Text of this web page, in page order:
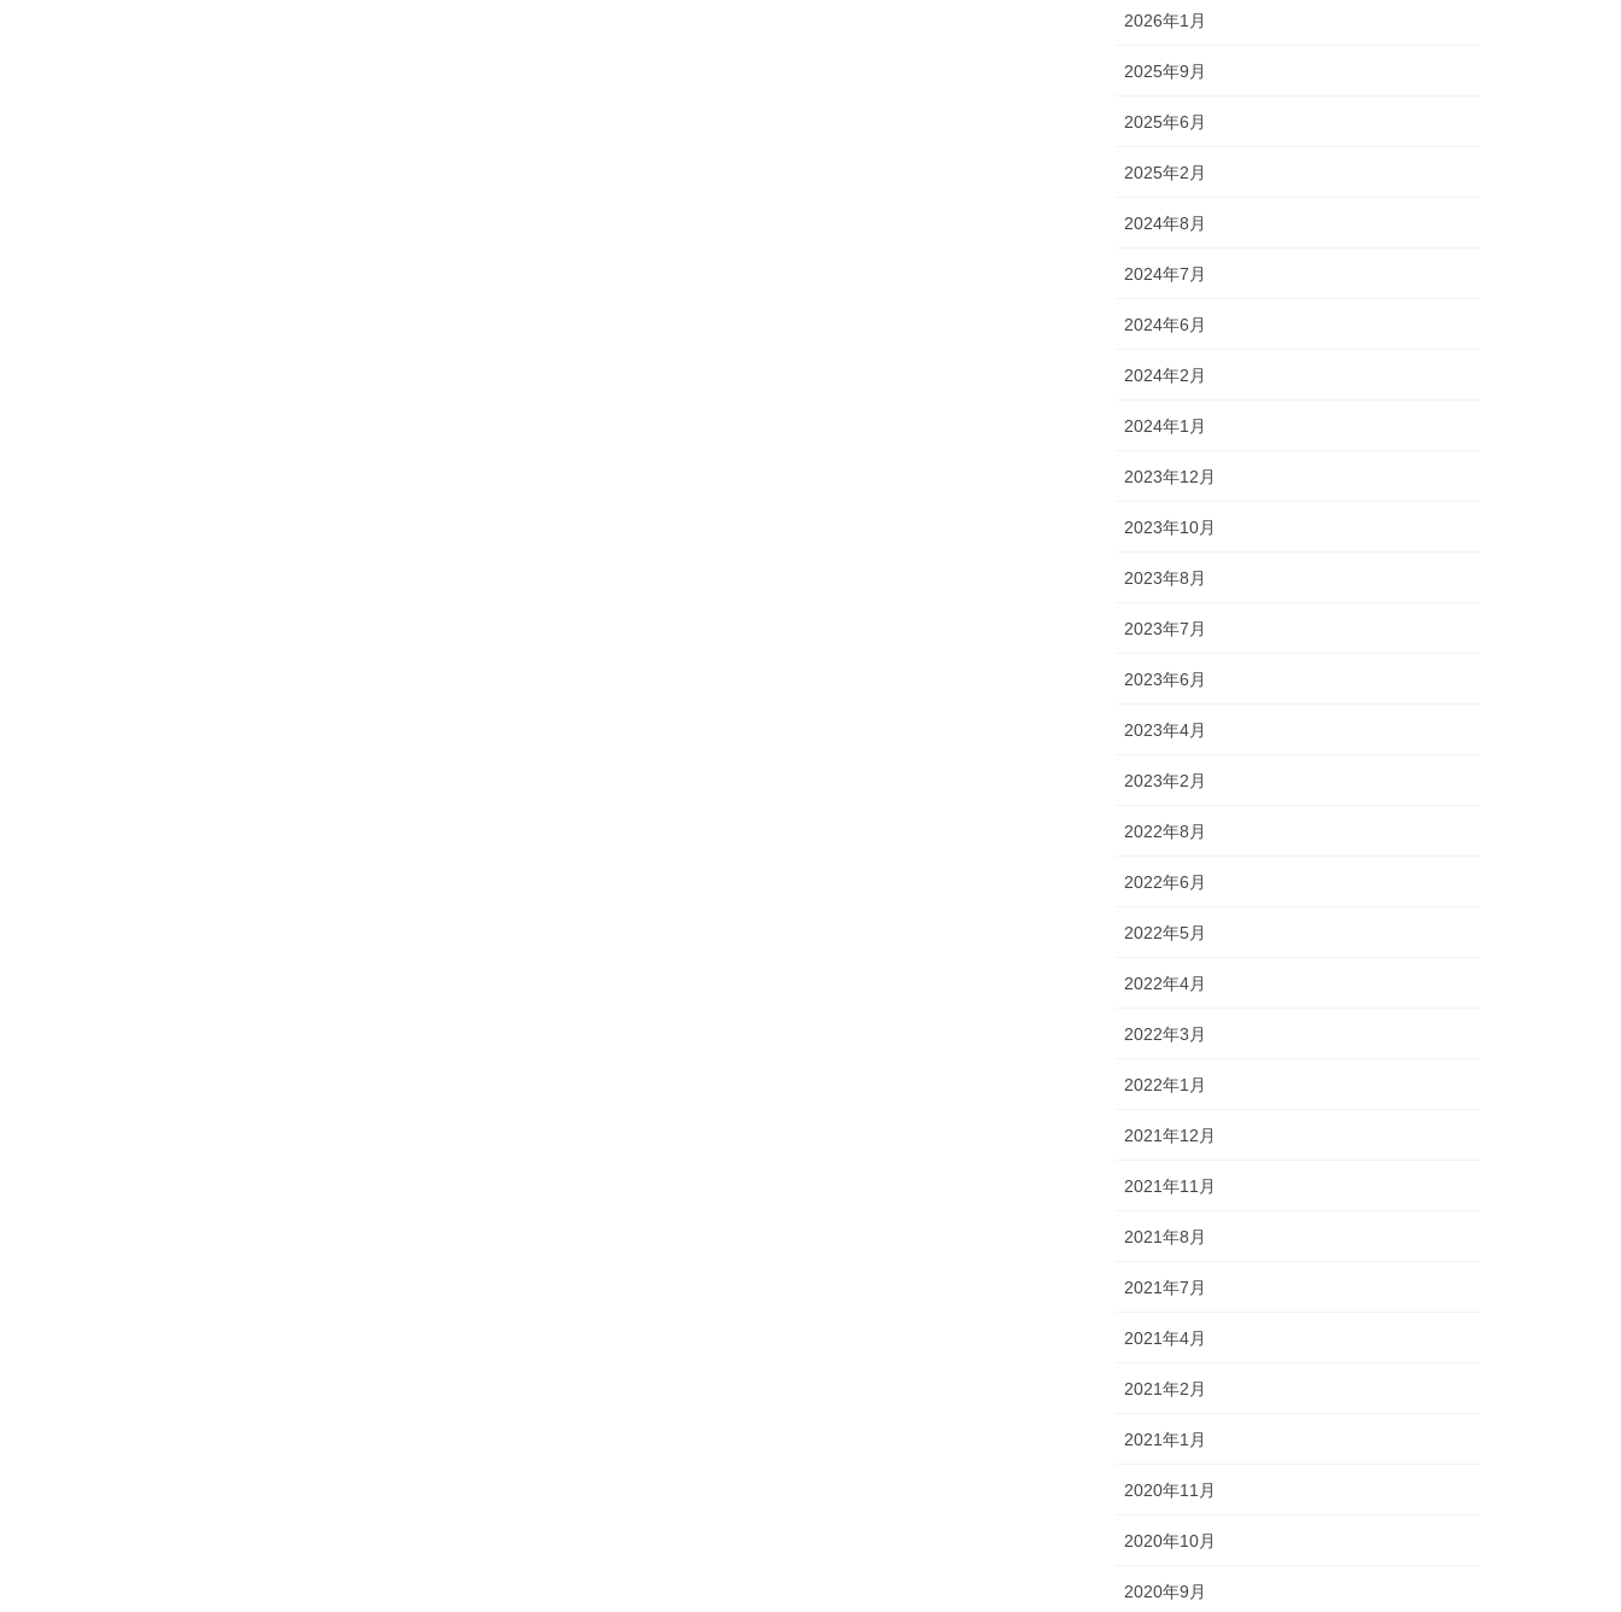
2026年1月
2025年9月
2025年6月
2025年2月
2024年8月
2024年7月
2024年6月
2024年2月
2024年1月
2023年12月
2023年10月
2023年8月
2023年7月
2023年6月
2023年4月
2023年2月
2022年8月
2022年6月
2022年5月
2022年4月
2022年3月
2022年1月
2021年12月
2021年11月
2021年8月
2021年7月
2021年4月
2021年2月
2021年1月
2020年11月
2020年10月
2020年9月